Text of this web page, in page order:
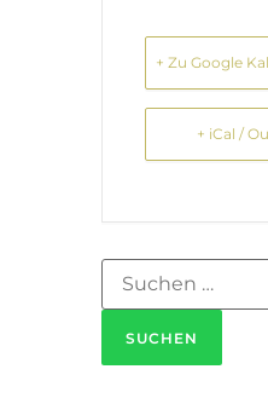
+ Zu Google
+ iCal /